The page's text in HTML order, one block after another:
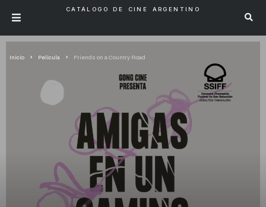
CATÁLOGO DE CINE ARGENTINO
Inicio Pelicula Friends on a Country Road